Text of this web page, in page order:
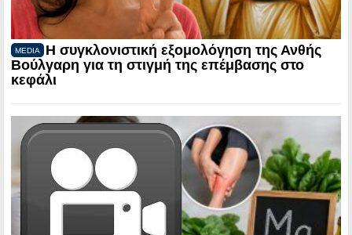
MEDIA
Η συγκλονιστική εξομολόγηση της Ανθής
Βούλγαρη για τη στιγμή της επέμβασης στο
κεφάλι